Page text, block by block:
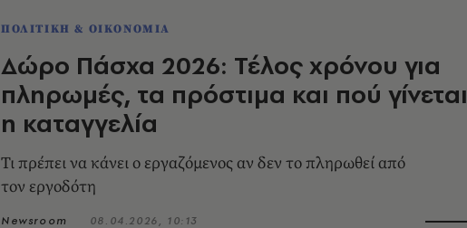
ΠΟΛΙΤΙΚΗ & ΟΙΚΟΝΟΜΙΑ
Δώρο Πάσχα 2026: Τέλος χρόνου για
πληρωμές, τα πρόστιμα και πού γίνεται
η καταγγελία
Τι πρέπει να κάνει ο εργαζόμενος αν δεν το πληρωθεί από
τον εργοδότη
Newsroom 08.04.2026, 10:13